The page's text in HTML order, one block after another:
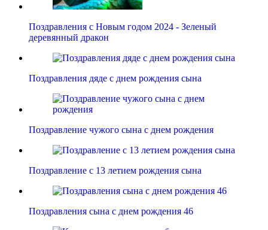
Поздравления с Новым годом 2024 - Зеленый
деревянный дракон
Поздравления дяде с днем рождения сына
Поздравление чужого сына с днем рождения
Поздравление с 13 летием рождения сына
Поздравления сына с днем рождения 46